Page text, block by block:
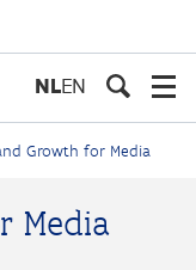
NLEN
Growth for Media
Media